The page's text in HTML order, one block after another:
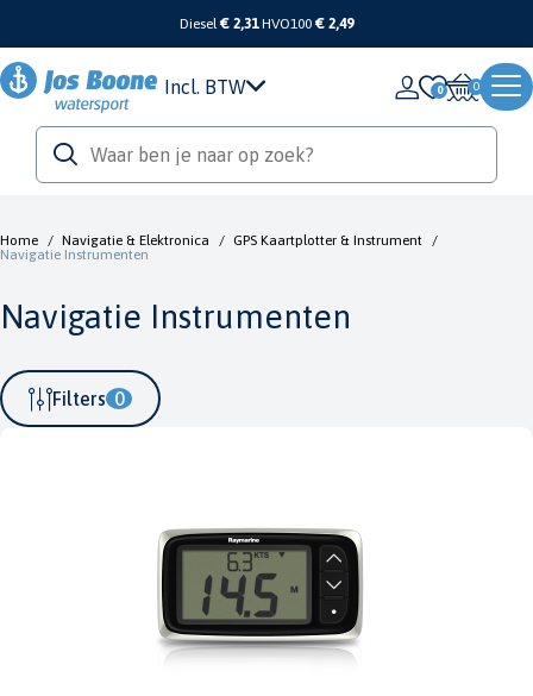
Diesel€ 2,31 HVO100 € 2,49
Incl. BTW 0
Home / Navigatie & Elektronica / GPS Kaartplotter & Instrument /
Navigatie Instrumenten
Navigatie Instrumenten
Filters 0